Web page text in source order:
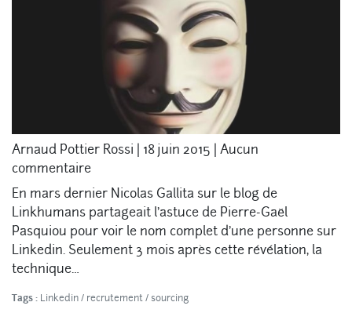
Arnaud Pottier Rossi 18 juin 2015
Aucun
commentaire
En mars dernier Nicolas Gallita sur le blog de
Linkhumans partageait l’astuce de Pierre-Gaël
Pasquiou pour voir le nom complet d’une personne sur
Linkedin. Seulement 3 mois après cette révélation, la
technique…
Tags : Linkedin/ recrutement/sourcing